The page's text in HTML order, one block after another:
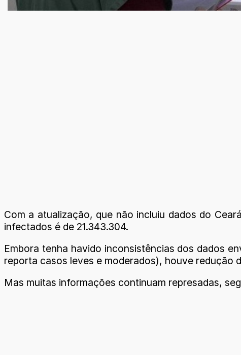
Com a atualização, que não incluiu dados do
infectados é de 21.343.304.
Embora tenha havido inconsistências dos dados
reporta casos leves e moderados), houve redução
Mas muitas informações continuam represadas,